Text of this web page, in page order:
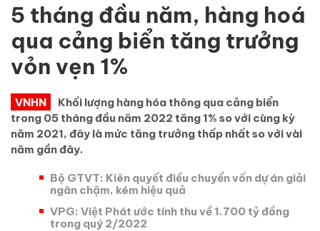
5 tháng đầu năm, hàng hoá
qua cảng biển tăng trưởng
vỏn vẹn 1%
VNHN
Khối lượng hàng hóa thông qua cảng biển
trong 05 tháng đầu năm 2022 tăng 1% so với cùng kỳ
năm 2021, đây là mức tăng trưởng thấp nhất so với vài
năm gần đây.
Bộ GTVT: Kiên quyết điều chuyển vốn dự án giải
ngân chậm, kém hiệu quả
VPG: Việt Phát ước tính thu về 1.700 tỷ đồng
trong quý 2/2022